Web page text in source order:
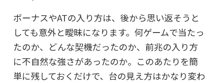
ボーナスやATの入り方は、後から思い返そうと
しても意外と曖昧になります。何ゲームで当たっ
たのか、どんな契機だったのか、前兆の入り方
に不自然な強さがあったのか。このあたりを簡
単に残しておくだけで、台の見え方はかなり変わ